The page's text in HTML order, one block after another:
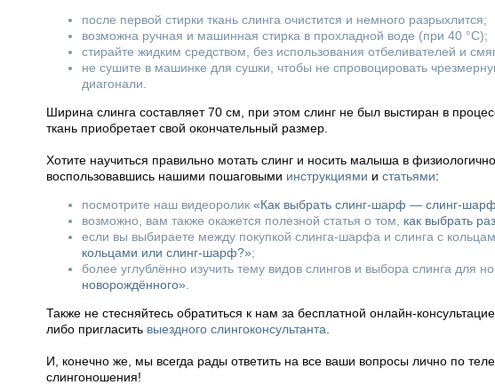
после первой стирки ткань слинга очистится и немного разрыхлится;
возможна ручная и машинная стирка в прохладной воде (при 40 °С);
стирайте жидким средством, без использования отбеливателей и
не сушите в машинке для сушки, чтобы не спровоцировать
диагонали.
Ширина слинга составляет 70 см, при этом слинг не был выстиран в
ткань приобретает свой окончательный размер.
Хотите научиться правильно мотать слинг и носить малыша в
воспользовавшись нашими пошаговыми инструкциями и статьями:
посмотрите наш видеоролик «Как выбрать слинг-шарф — слинг-
возможно, вам также окажется полезной статья о том, как выбрать
если вы выбираете между покупкой слинга-шарфа и слинга с
кольцами или слинг-шарф?»;
более углублённо изучить тему видов слингов и выбора слинга для
новорождённого»
Также не стесняйтесь обратиться к нам за бесплатной онлайн-
либо пригласить выездного слингоконсультанта
И, конечно же, мы всегда рады ответить на все ваши вопросы лично по
слингоношения!